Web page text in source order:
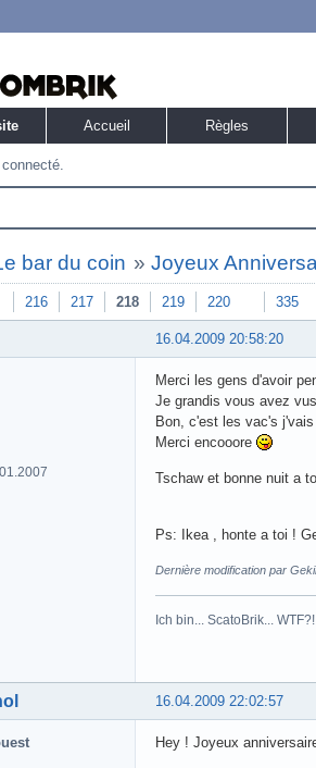
Accueil Règles
bar du coin »Joyeux
216 217 218 219 220 335
16.04.2009 20:58:20
Merci les gens d'avoir
Je grandis vous avez
Bon, c'est les vac's
Merci encooore
Tschaw et bonne nuit a
Ps: Ikea , honte a toi !
Dernière modification par
Ich bin... ScatoBrik... WTF?!
16.04.2009 22:02:57
Hey ! Joyeux